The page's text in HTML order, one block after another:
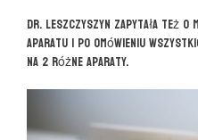
Dr. Leszczyszyn zapytała też
aparatu i po omówieniu
na 2 różne aparaty.